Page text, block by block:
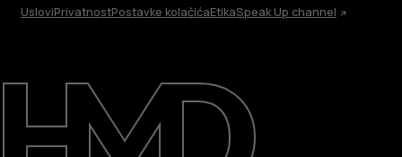
O kompaniji
Podrška
UsloviPrivatnostPostavke kolačićaEtikaSpeak Up channel